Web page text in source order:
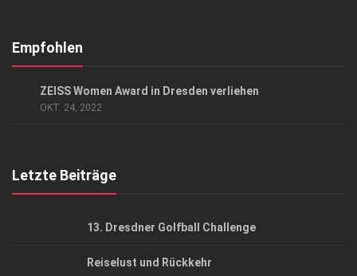
Kontakt, Impressum
Empfohlen
ZEISS Women Award in Dresden verliehen
OKT. 24, 2022
Letzte Beiträge
13. Dresdner Golfball Challenge
Reiselust und Rückkehr